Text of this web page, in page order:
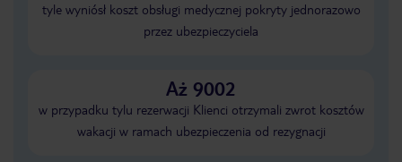
tyle wyniósł koszt obsługi medycznej pokryty jednorazowo
przez ubezpieczyciela
Aż 9002
w przypadku tylu rezerwacji Klienci otrzymali zwrot kosztów
wakacji w ramach ubezpieczenia od rezygnacji